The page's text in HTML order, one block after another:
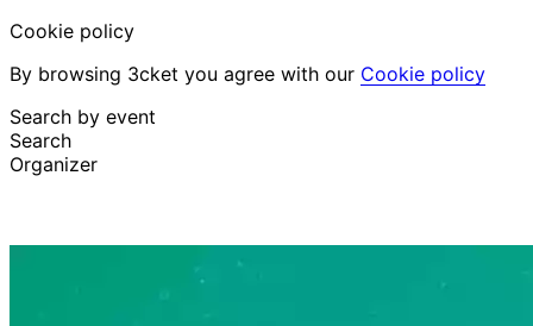
Cookie policy
By browsing 3cket you agree with our Cookie policy
Search by event
Search
Organizer
English
I lost my ticket